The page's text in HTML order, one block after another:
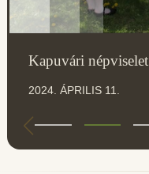
Kapuvári népviselet
2024. ÁPRILIS 11.